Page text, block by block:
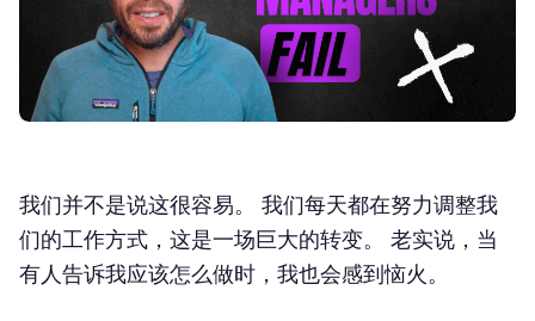
我们并不是说这很容易。 我们每天都在努力调整我
们的工作方式，这是一场巨大的转变。 老实说，当
有人告诉我应该怎么做时，我也会感到恼火。